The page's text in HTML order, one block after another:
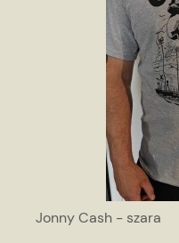
Jonny Cash - szara